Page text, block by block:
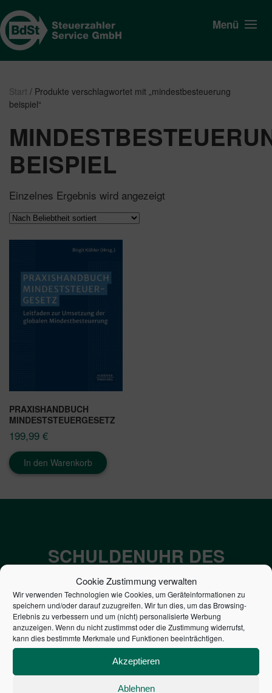
Cookie Zustimmung verwalten
Wir verwenden Technologien wie Cookies, um Geräteinformationen zu
speichern und/oder darauf zuzugreifen. Wir tun dies, um das Browsing-
Erlebnis zu verbessern und um (nicht) personalisierte Werbung
anzuzeigen. Wenn du nicht zustimmst oder die Zustimmung widerrufst,
kann dies bestimmte Merkmale und Funktionen beeinträchtigen.
Akzeptieren
Ablehnen
Menü
Start / Produkte verschlagwortet mit „mindestbesteuerung
beispiel“
BEISPIEL
Einzelnes Ergebnis wird angezeigt
PRAXISHANDBUCH
MINDESTSTEUERGESETZ
199,99 €
In den Warenkorb
SCHULDENUHR DES
BUNDES DER
STEUERZAHLER
7,052€
NEUVERSCHULDUNG
PRO SEKUNDE